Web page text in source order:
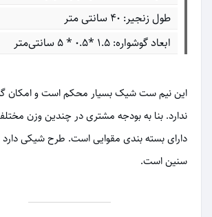
طول زنجیر: 40 سانتی متر
ابعاد گوشواره: ۱.۵ *۰.۵ * ۵ سانتی‌متر
این نیم ست شیک بسیار محکم است و امکان
ندارد. بنا به بودجه مشتری در چندین وزن
دارای بسته بندی مقوایی است. طرح شیکی
سنین است.